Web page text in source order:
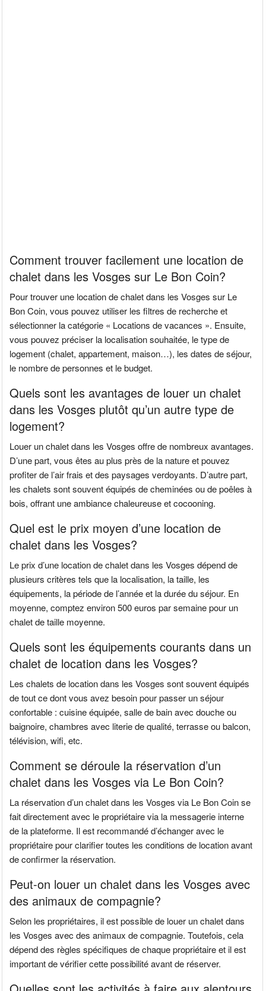
Comment trouver facilement une location de
chalet dans les Vosges sur Le Bon Coin?
Pour trouver une location de chalet dans les Vosges sur Le
Bon Coin, vous pouvez utiliser les filtres de recherche et
sélectionner la catégorie « Locations de vacances ». Ensuite,
vous pouvez préciser la localisation souhaitée, le type de
logement (chalet, appartement, maison…), les dates de séjour,
le nombre de personnes et le budget.
Quels sont les avantages de louer un chalet
dans les Vosges plutôt qu’un autre type de
logement?
Louer un chalet dans les Vosges offre de nombreux avantages.
D’une part, vous êtes au plus près de la nature et pouvez
profiter de l’air frais et des paysages verdoyants. D’autre part,
les chalets sont souvent équipés de cheminées ou de poêles à
bois, offrant une ambiance chaleureuse et cocooning.
Quel est le prix moyen d’une location de
chalet dans les Vosges?
Le prix d’une location de chalet dans les Vosges dépend de
plusieurs critères tels que la localisation, la taille, les
équipements, la période de l’année et la durée du séjour. En
moyenne, comptez environ 500 euros par semaine pour un
chalet de taille moyenne.
Quels sont les équipements courants dans un
chalet de location dans les Vosges?
Les chalets de location dans les Vosges sont souvent équipés
de tout ce dont vous avez besoin pour passer un séjour
confortable : cuisine équipée, salle de bain avec douche ou
baignoire, chambres avec literie de qualité, terrasse ou balcon,
télévision, wifi, etc.
Comment se déroule la réservation d’un
chalet dans les Vosges via Le Bon Coin?
La réservation d’un chalet dans les Vosges via Le Bon Coin se
fait directement avec le propriétaire via la messagerie interne
de la plateforme. Il est recommandé d’échanger avec le
propriétaire pour clarifier toutes les conditions de location avant
de confirmer la réservation.
Peut-on louer un chalet dans les Vosges avec
des animaux de compagnie?
Selon les propriétaires, il est possible de louer un chalet dans
les Vosges avec des animaux de compagnie. Toutefois, cela
dépend des règles spécifiques de chaque propriétaire et il est
important de vérifier cette possibilité avant de réserver.